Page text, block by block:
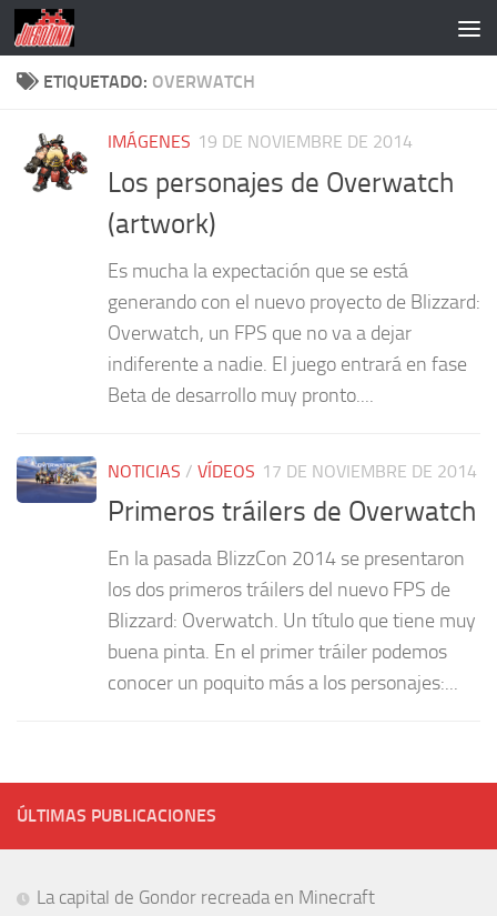
Saltar al contenido
ETIQUETADO: OVERWATCH
IMÁGENES 19 DE NOVIEMBRE DE 2014
Los personajes de Overwatch
(artwork)
Es mucha la expectación que se está
generando con el nuevo proyecto de Blizzard:
Overwatch, un FPS que no va a dejar
indiferente a nadie. El juego entrará en fase
Beta de desarrollo muy pronto....
NOTICIAS / VÍDEOS 17 DE NOVIEMBRE DE 2014
Primeros tráilers de Overwatch
En la pasada BlizzCon 2014 se presentaron
los dos primeros tráilers del nuevo FPS de
Blizzard: Overwatch. Un título que tiene muy
buena pinta. En el primer tráiler podemos
conocer un poquito más a los personajes:...
ÚLTIMAS PUBLICACIONES
La capital de Gondor recreada en Minecraft